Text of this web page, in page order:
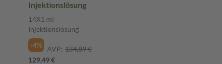
Injektionslösung
14X1 ml
Injektionslösung
-4%
AVP: 134,89 €
129,49 €